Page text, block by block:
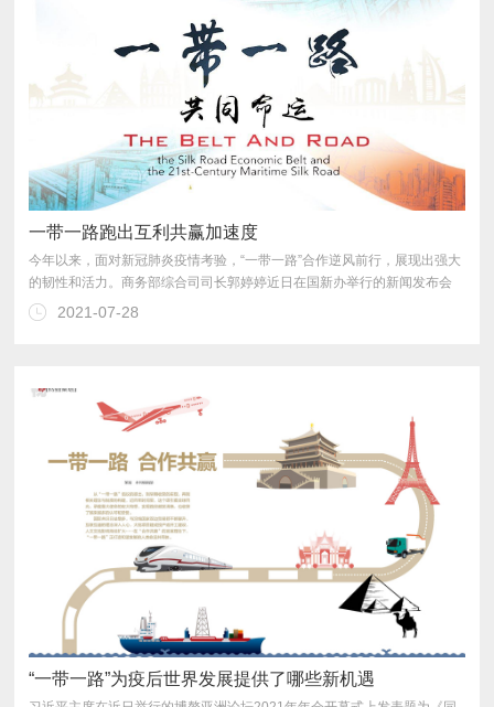
一带一路跑出互利共赢加速度
2021-07-28
“一带一路”为疫后世界发展提供了哪些新机遇